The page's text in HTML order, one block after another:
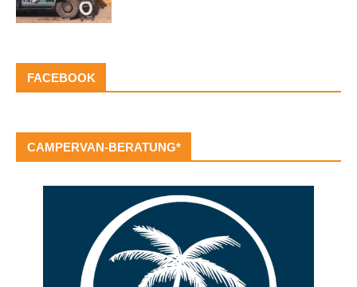
FACEBOOK
CAMPERVAN-BERATUNG*